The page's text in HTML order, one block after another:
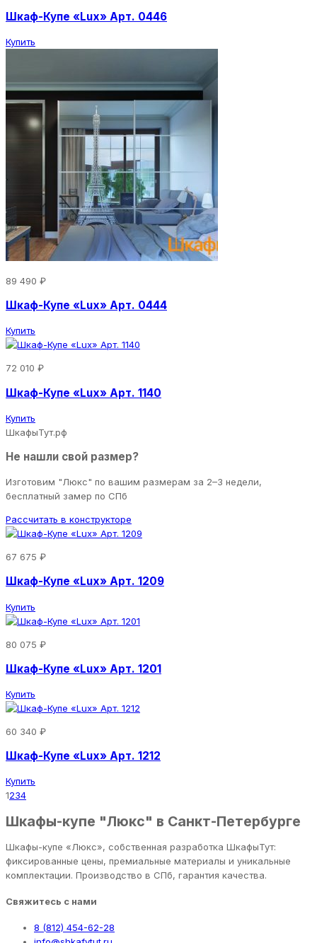
Шкаф-Купе «Lux» Арт. 0446
Купить
89 490 ₽
Шкаф-Купе «Lux» Арт. 0444
Купить
72 010 ₽
Шкаф-Купе «Lux» Арт. 1140
Купить
ШкафыТут.рф
Не нашли свой размер?
Изготовим "Люкс" по вашим размерам за 2–3 недели,
бесплатный замер по СПб
Рассчитать в конструкторе
67 675 ₽
Шкаф-Купе «Lux» Арт. 1209
Купить
80 075 ₽
Шкаф-Купе «Lux» Арт. 1201
Купить
60 340 ₽
Шкаф-Купе «Lux» Арт. 1212
Купить
1234
Шкафы-купе "Люкс" в Санкт-Петербурге
Шкафы-купе «Люкс», собственная разработка ШкафыТут:
фиксированные цены, премиальные материалы и уникальные
комплектации. Производство в СПб, гарантия качества.
Свяжитесь с нами
8 (812) 454-62-28